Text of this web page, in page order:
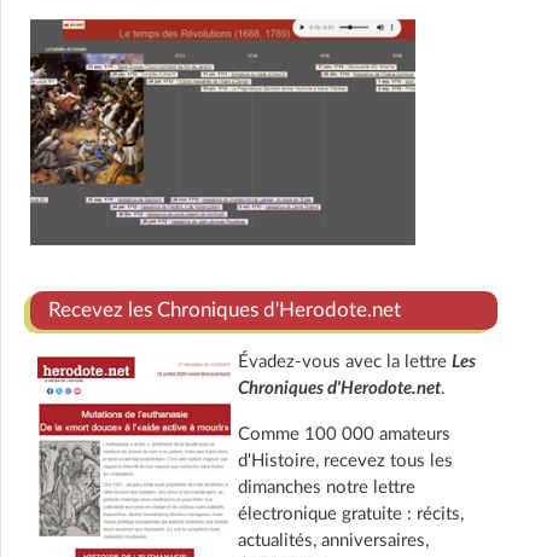
Recevez les Chroniques d'Herodote.net
Évadez-vous avec la lettre Les
Chroniques d'Herodote.net.
Comme 100 000 amateurs
d'Histoire, recevez tous les
dimanches notre lettre
électronique gratuite : récits,
actualités, anniversaires,